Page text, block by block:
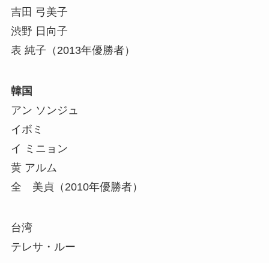
吉田 弓美子
渋野 日向子
表 純子（2013年優勝者）
韓国
アン ソンジュ
イボミ
イ ミニョン
黄 アルム
全 美貞（2010年優勝者）
台湾
テレサ・ルー